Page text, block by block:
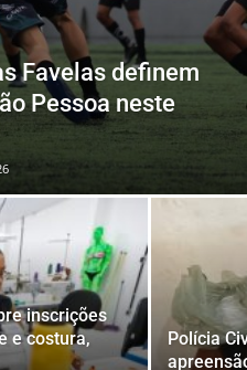
Favelas definem
Pessoa neste
inscrições
e costura,
Polícia